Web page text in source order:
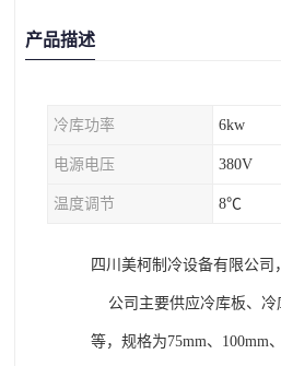
产品描述
冷库功率 6kw
电源电压 380V
温度调节 8℃
四川美柯制冷设备有限公司
公司主要供应冷库板、冷
等，规格为75mm、100mm